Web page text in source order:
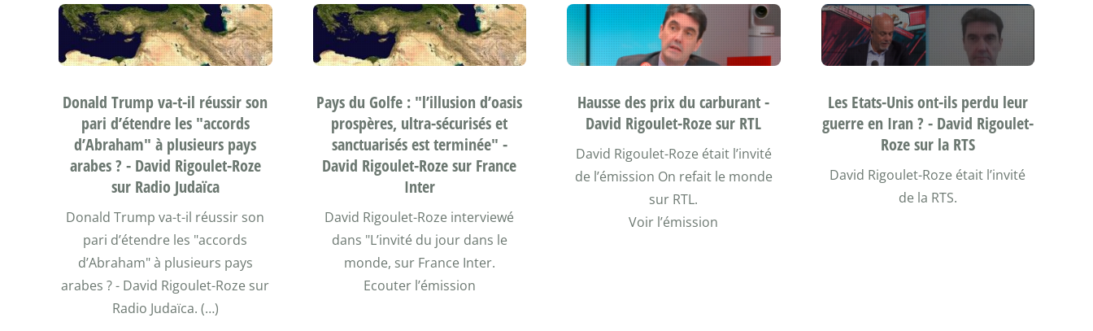
Donald Trump va-t-il réussir son
pari d’étendre les "accords
d’Abraham" à plusieurs pays
arabes ? - David Rigoulet-Roze
sur Radio Judaïca
Donald Trump va-t-il réussir son
pari d’étendre les "accords
d’Abraham" à plusieurs pays
arabes ? - David Rigoulet-Roze sur
Radio Judaïca. (…)
Pays du Golfe : "l’illusion d’oasis
prospères, ultra-sécurisés et
sanctuarisés est terminée" -
David Rigoulet-Roze sur France
Inter
David Rigoulet-Roze interviewé
dans "L’invité du jour dans le
monde, sur France Inter.
Ecouter l’émission
Hausse des prix du carburant -
David Rigoulet-Roze sur RTL
David Rigoulet-Roze était l’invité
de l’émission On refait le monde
sur RTL.
Voir l’émission
Les Etats-Unis ont-ils perdu leur
guerre en Iran ? - David Rigoulet-
Roze sur la RTS
David Rigoulet-Roze était l’invité
de la RTS.